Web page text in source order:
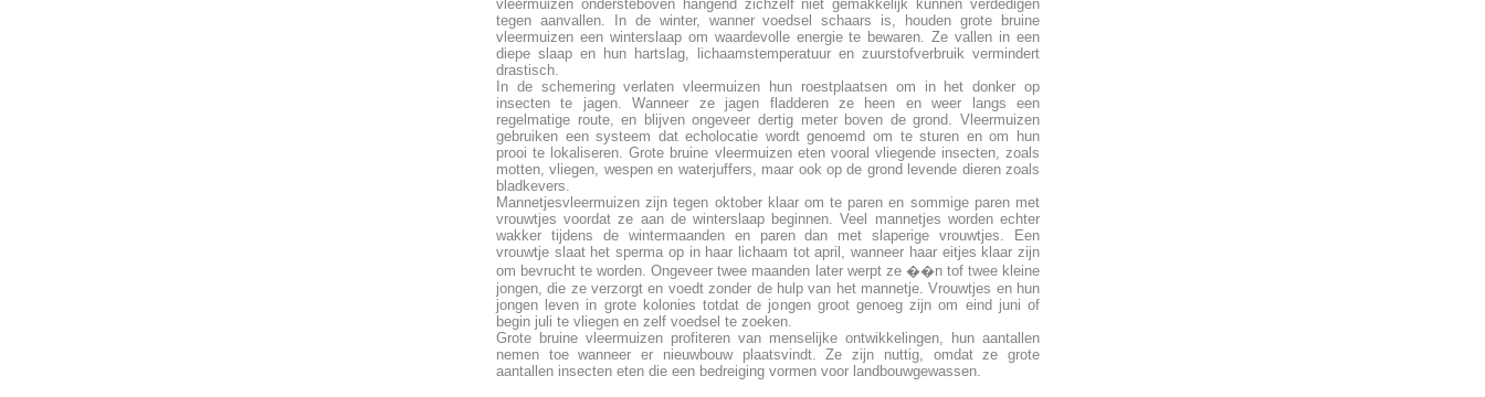
vleermuizen ondersteboven hangend zichzelf niet gemakkelijk kunnen verdedigen
tegen aanvallen. In de winter, wanner voedsel schaars is, houden grote bruine
vleermuizen een winterslaap om waardevolle energie te bewaren. Ze vallen in een
diepe slaap en hun hartslag, lichaamstemperatuur en zuurstofverbruik vermindert
drastisch.
In de schemering verlaten vleermuizen hun roestplaatsen om in het donker op
insecten te jagen. Wanneer ze jagen fladderen ze heen en weer langs een
regelmatige route, en blijven ongeveer dertig meter boven de grond. Vleermuizen
gebruiken een systeem dat echolocatie wordt genoemd om te sturen en om hun
prooi te lokaliseren. Grote bruine vleermuizen eten vooral vliegende insecten, zoals
motten, vliegen, wespen en waterjuffers, maar ook op de grond levende dieren zoals
bladkevers.
Mannetjesvleermuizen zijn tegen oktober klaar om te paren en sommige paren met
vrouwtjes voordat ze aan de winterslaap beginnen. Veel mannetjes worden echter
wakker tijdens de wintermaanden en paren dan met slaperige vrouwtjes. Een
vrouwtje slaat het sperma op in haar lichaam tot april, wanneer haar eitjes klaar zijn
om bevrucht te worden. Ongeveer twee maanden later werpt ze ��n tof twee kleine
jongen, die ze verzorgt en voedt zonder de hulp van het mannetje. Vrouwtjes en hun
jongen leven in grote kolonies totdat de jongen groot genoeg zijn om eind juni of
begin juli te vliegen en zelf voedsel te zoeken.
Grote bruine vleermuizen profiteren van menselijke ontwikkelingen, hun aantallen
nemen toe wanneer er nieuwbouw plaatsvindt. Ze zijn nuttig, omdat ze grote
aantallen insecten eten die een bedreiging vormen voor landbouwgewassen.